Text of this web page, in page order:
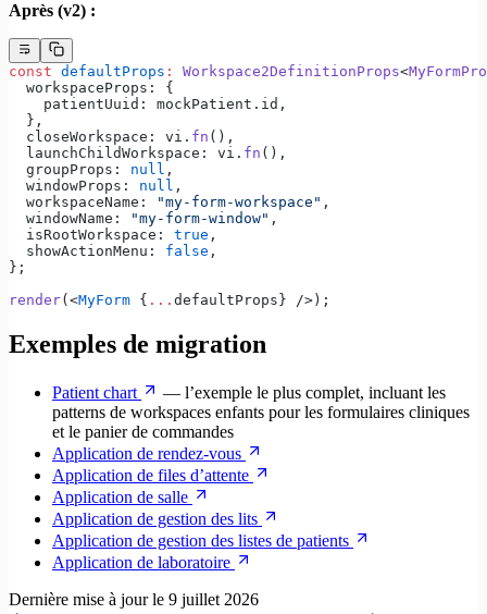
Après (v2) :
const defaultProps : Workspace2DefinitionProps<
  workspaceProps: {
    patientUuid: mockPatient.id,
  },
  closeWorkspace: vi.
fn (),
  launchChildWorkspace: vi.
fn (),
  groupProps:
null ,
  windowProps:
null ,
  workspaceName:
"my-form-workspace" ,
  windowName:
"my-form-window" ,
  isRootWorkspace:
true ,
  showActionMenu:
false ,
};
render(<MyForm { ... defaultProps} />);
Exemples de migration
Patient chart
— l’exemple le plus complet, incluant les
patterns de workspaces enfants pour les formulaires cliniques
et le panier de commandes
Application de rendez-vous
Application de files d’attente
Application de salle
Application de gestion des lits
Application de gestion des listes de patients
Application de laboratoire
Dernière mise à jour le 9 juillet 2026